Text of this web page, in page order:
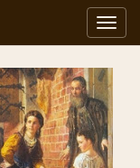
la